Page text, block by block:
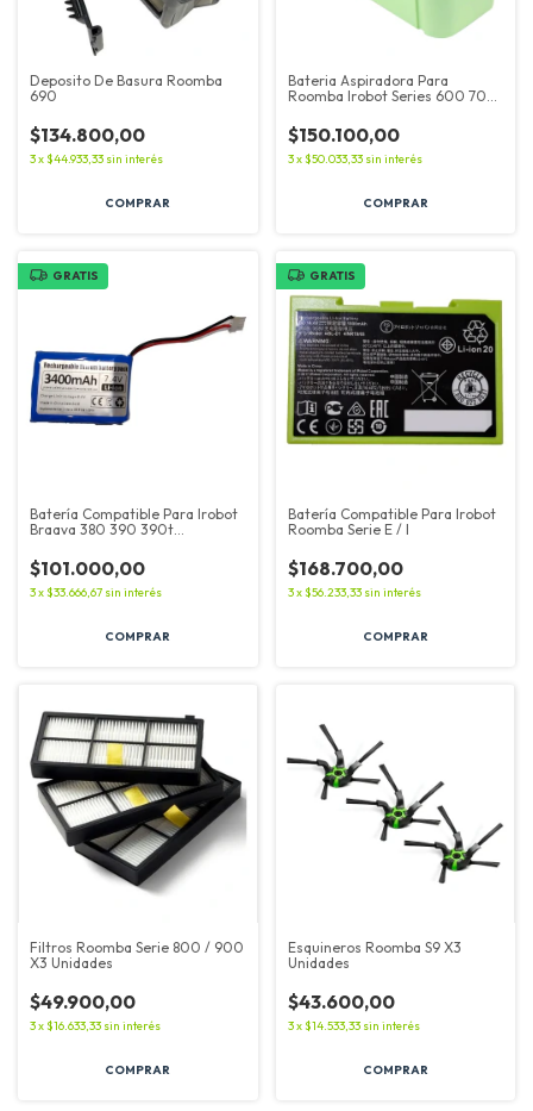
Deposito De Basura Roomba
690
$134.800,00
3x$44.933,33 sin interés
Bateria Aspiradora Para
Roomba Irobot Series 600 700
$150.100,00
3x$50.033,33 sin interés
GRATIS
Batería Compatible Para Irobot
Braava 380 390 390t
$101.000,00
3x$33.666,67 sin interés
GRATIS
Batería Compatible Para Irobot
Roomba Serie E / I
$168.700,00
3x$56.233,33 sin interés
Filtros Roomba Serie 800 / 900
X3 Unidades
$49.900,00
3x$16.633,33 sin interés
Esquineros Roomba S9 X3
Unidades
$43.600,00
3x$14.533,33 sin interés
COMPRAR